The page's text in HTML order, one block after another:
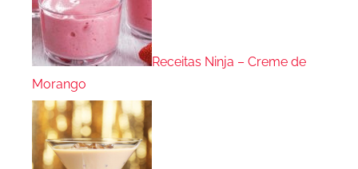
Receitas Ninja – Creme de
Morango